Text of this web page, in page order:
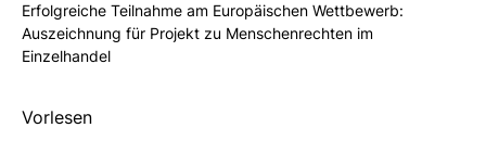
Erfolgreiche Teilnahme am Europäischen Wettbewerb:
Auszeichnung für Projekt zu Menschenrechten im
Einzelhandel
Vorlesen